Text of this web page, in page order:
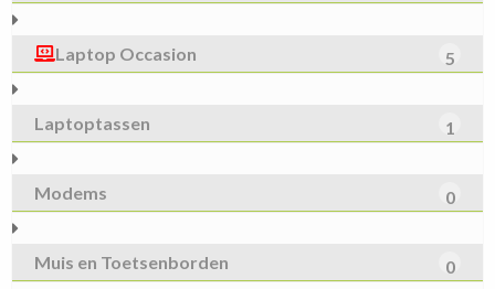
Laptop Occasion 5
Laptoptassen 1
Modems 0
Muis en Toetsenborden 0